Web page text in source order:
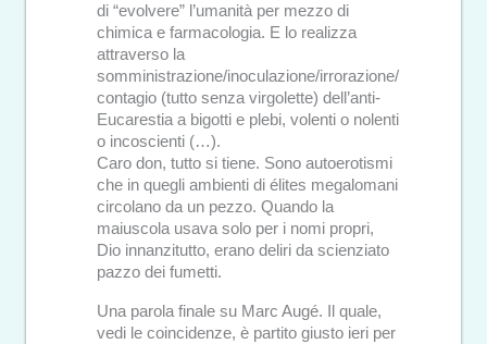
di “evolvere” l’umanità per mezzo di
chimica e farmacologia. E lo realizza
attraverso la
somministrazione/inoculazione/irrorazione/
contagio (tutto senza virgolette) dell’anti-
Eucarestia a bigotti e plebi, volenti o nolenti
o incoscienti (…).
Caro don, tutto si tiene. Sono autoerotismi
che in quegli ambienti di élites megalomani
circolano da un pezzo. Quando la
maiuscola usava solo per i nomi propri,
Dio innanzitutto, erano deliri da scienziato
pazzo dei fumetti.
Una parola finale su Marc Augé. Il quale,
vedi le coincidenze, è partito giusto ieri per